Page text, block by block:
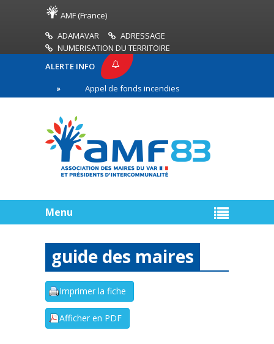
AMF (France)
ADAMAVAR
ADRESSAGE
NUMERISATION DU TERRITOIRE
ALERTE INFO
Appel de fonds incendies de forêt
ligne
Menu
guide des maires